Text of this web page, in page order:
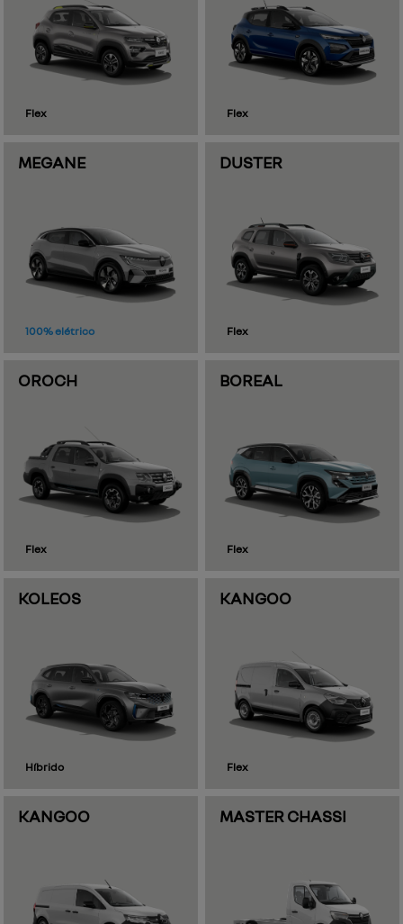
Flex Flex
MEGANE
100% elétrico
DUSTER
Flex
OROCH
Flex
BOREAL
Flex
KOLEOS
Híbrido
KANGOO
Flex
KANGOO MASTER CHASSI